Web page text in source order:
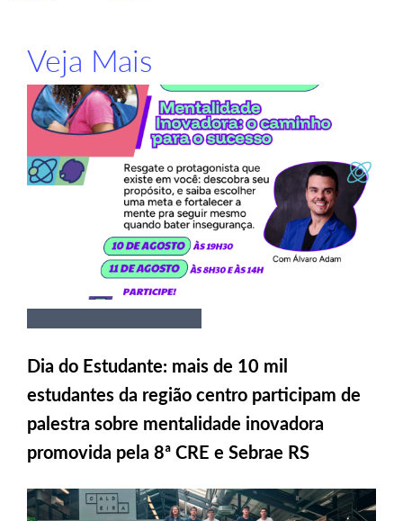
Veja Mais
Dia do Estudante: mais de 10 mil
estudantes da região centro participam de
palestra sobre mentalidade inovadora
promovida pela 8ª CRE e Sebrae RS